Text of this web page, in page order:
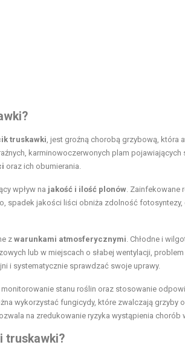
truskawki , jest groźną chorobą grzybową, która
karminowoczerwonych plam pojawiających
oraz ich obumierania.
wpływ na jakość i ilość plonów .
spadek jakości liści obniża zdolność fotosyntezy,
z warunkami atmosferycznymi . Chłodne i
lub w miejscach o słabej wentylacji,
i systematycznie sprawdzać swoje uprawy.
stanu roślin oraz stosowanie
wykorzystać fungicydy, które zwalczają grzyby
na zredukowanie ryzyka wystąpienia chorób
truskawki?